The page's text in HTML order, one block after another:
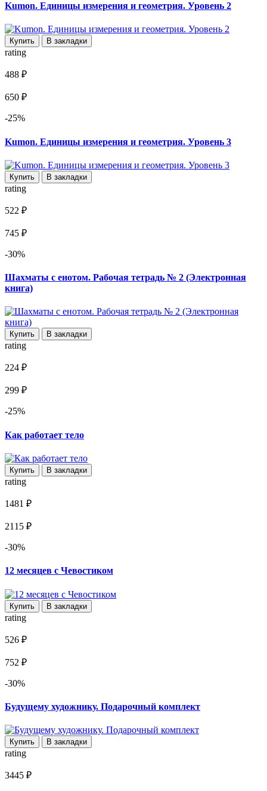
Kumon. Единицы измерения и геометрия. Уровень 2
Купить В закладки
rating
488 ₽
650 ₽
-25%
Kumon. Единицы измерения и геометрия. Уровень 3
Купить В закладки
rating
522 ₽
745 ₽
-30%
Шахматы с енотом. Рабочая тетрадь № 2 (Электронная
книга)
Купить В закладки
rating
224 ₽
299 ₽
-25%
Как работает тело
Купить В закладки
rating
1481 ₽
2115 ₽
-30%
12 месяцев с Чевостиком
Купить В закладки
rating
526 ₽
752 ₽
-30%
Будущему художнику. Подарочный комплект
Купить В закладки
rating
3445 ₽